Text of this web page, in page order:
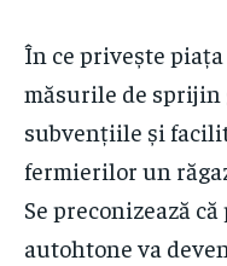
În ce privește
măsurile de sprijin
subvențiile și
fermierilor un
Se preconizează
autohtone va